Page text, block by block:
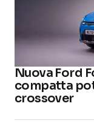
Nuova Ford
compatta
crossover